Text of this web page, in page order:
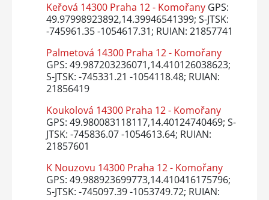
Keřová 14300 Praha 12 - KomořanyGPS:
49.97998923892,14.39946541399; S-JTSK:
-745961.35 -1054617.31; RUIAN: 21857741
Palmetová 14300 Praha 12 - Komořany
GPS: 49.987203236071,14.410126038623;
S-JTSK: -745331.21 -1054118.48; RUIAN:
21856419
Koukolová 14300 Praha 12 - Komořany
GPS: 49.980083118117,14.40124740469; S-
JTSK: -745836.07 -1054613.64; RUIAN:
21857601
K Nouzovu 14300 Praha 12 - Komořany
GPS: 49.988923699773,14.410416175796;
S-JTSK: -745097.39 -1053749.72; RUIAN: